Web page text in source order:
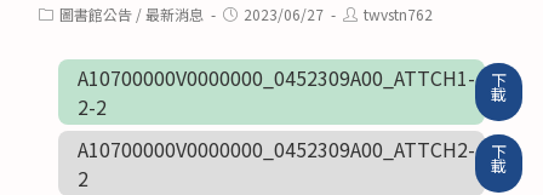
Post圖書館公告 /最新消息
Post2023/06/27
Posttwvstn762
A10700000V0000000_0452309A00_ATTCH1-
2-2
下
載
A10700000V0000000_0452309A00_ATTCH2-
2
下
載